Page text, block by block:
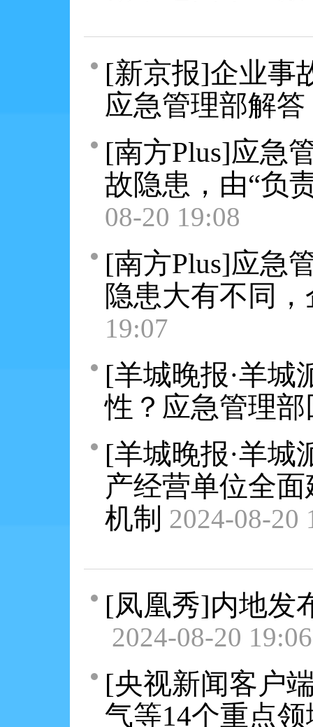
[新京报]企业事
应急管理部解答
[南方Plus]应急
故隐患，由“负
08-20 19:08
[南方Plus]应急
隐患大有不同
19:07
[羊城晚报·羊城
性？应急管理部
[羊城晚报·羊城
产经营单位全
机制 2024-08-20
[凤凰秀]内地发
2024-08-20 19:06
[央视新闻客户
气等14个重点